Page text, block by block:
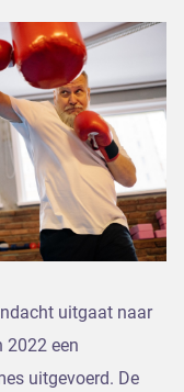
uitgaat naar
2022 een
uitgevoerd. De